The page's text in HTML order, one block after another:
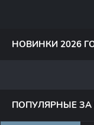
НОВИНКИ 2026
ПОПУЛЯРНЫЕ ЗА